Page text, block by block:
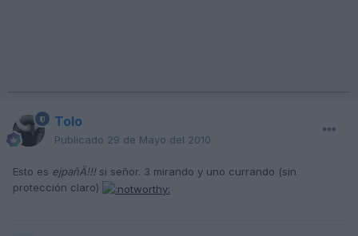
Tolo
Publicado 29 de Mayo del 2010
Esto es ejpañÄ!!!si señor. 3 mirando y uno currando (sin
protección claro)